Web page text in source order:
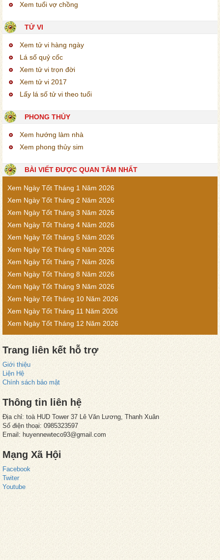
Xem tuổi vợ chồng
TỬ VI
Xem tử vi hàng ngày
Lá số quỷ cốc
Xem tử vi trọn đời
Xem tử vi 2017
Lấy lá số tử vi theo tuổi
PHONG THỦY
Xem hướng làm nhà
Xem phong thủy sim
BÀI VIẾT ĐƯỢC QUAN TÂM NHẤT
Xem Ngày Tốt Tháng 1 Năm 2026
Xem Ngày Tốt Tháng 2 Năm 2026
Xem Ngày Tốt Tháng 3 Năm 2026
Xem Ngày Tốt Tháng 4 Năm 2026
Xem Ngày Tốt Tháng 5 Năm 2026
Xem Ngày Tốt Tháng 6 Năm 2026
Xem Ngày Tốt Tháng 7 Năm 2026
Xem Ngày Tốt Tháng 8 Năm 2026
Xem Ngày Tốt Tháng 9 Năm 2026
Xem Ngày Tốt Tháng 10 Năm 2026
Xem Ngày Tốt Tháng 11 Năm 2026
Xem Ngày Tốt Tháng 12 Năm 2026
Trang liên kết hỗ trợ
Giới thiệu
Liện Hệ
Chính sách bảo mật
Thông tin liên hệ
Địa chỉ: toà HUD Tower 37 Lê Văn Lương, Thanh Xuân
Số điện thoại: 0985323597
Email: huyennewteco93@gmail.com
Mạng Xã Hội
Facebook
Twiter
Youtube